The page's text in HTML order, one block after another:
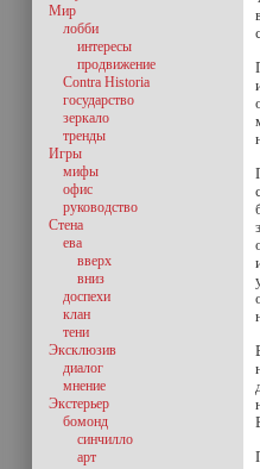
Мир
лобби
интересы
продвижение
Contra Historia
государство
зеркало
тренды
Игры
мифы
офис
руководство
Стена
ева
вверх
вниз
доспехи
клан
тени
Эксклюзив
диалог
мнение
Экстерьер
бомонд
синчилло
арт